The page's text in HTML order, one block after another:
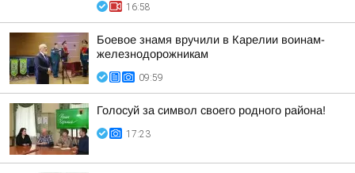
16:58
Боевое знамя вручили в Карелии воинам-
железнодорожникам
09:59
Голосуй за символ своего родного района!
17:23